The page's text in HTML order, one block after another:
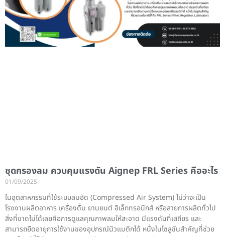
ชุดกรองลม ควบคุมแรงดัน Aignep FRL Series คืออะไร
01/09/2025
ในอุตสาหกรรมที่ใช้ระบบลมอัด (Compressed Air System) ไม่ว่าจะเป็น
โรงงานผลิตอาหาร เครื่องดื่ม ยานยนต์ อิเล็กทรอนิกส์ หรือสายการผลิตทั่วไป
สิ่งที่ขาดไม่ได้เลยคือการดูแลคุณภาพลมให้สะอาด มีแรงดันที่เสถียร และ
สามารถยืดอายุการใช้งานของอุปกรณ์นิวแมติกได้ หนึ่งในโซลูชันสำคัญที่ช่วย